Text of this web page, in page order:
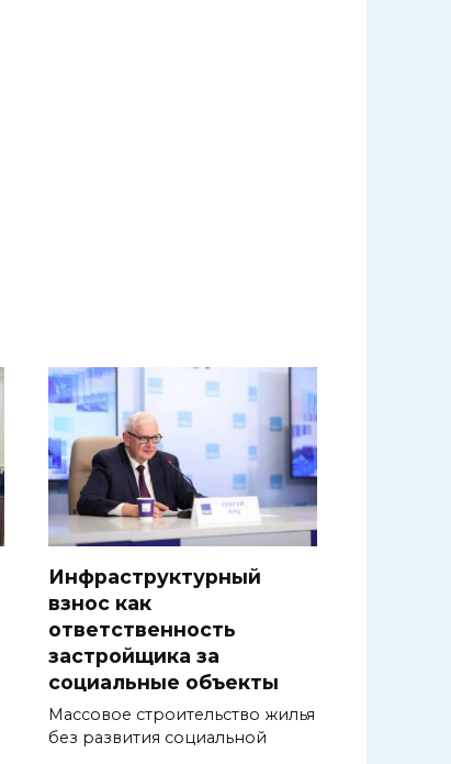
Инфраструктурный
взнос как
ответственность
застройщика за
социальные объекты
Массовое строительство жилья
без развития социальной